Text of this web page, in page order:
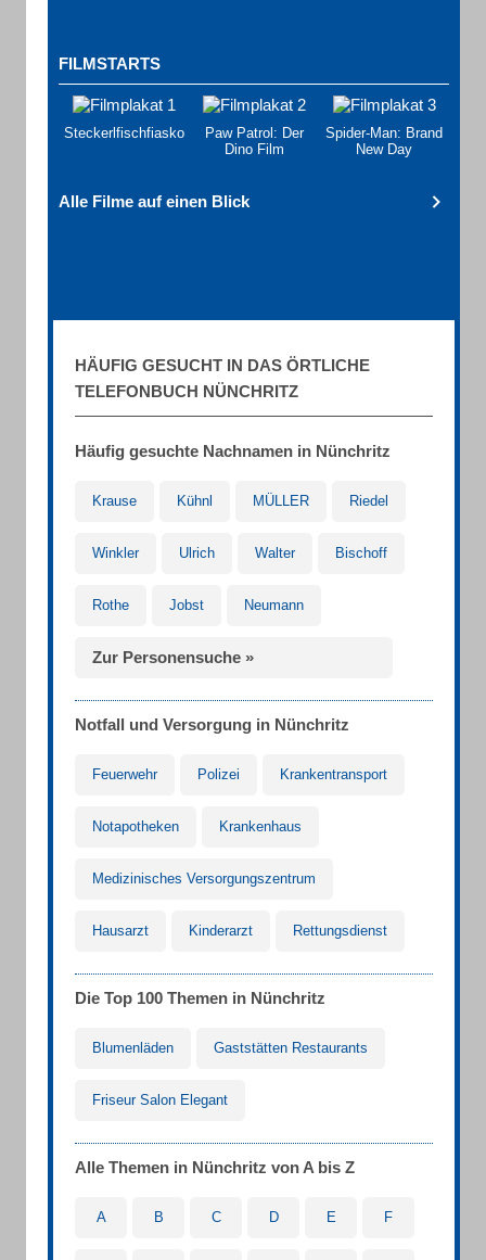
FILMSTARTS
Steckerlfischfiasko
Paw Patrol: Der
Dino Film
Spider-Man: Brand
New Day
Alle Filme auf einen Blick
HÄUFIG GESUCHT IN DAS ÖRTLICHE
TELEFONBUCH NÜNCHRITZ
Häufig gesuchte Nachnamen in Nünchritz
Krause Kühnl MÜLLER Riedel
Winkler Ulrich Walter Bischoff
Rothe Jobst Neumann
Zur Personensuche »
Notfall und Versorgung in Nünchritz
Feuerwehr Polizei Krankentransport
Notapotheken Krankenhaus
Medizinisches Versorgungszentrum
Hausarzt Kinderarzt Rettungsdienst
Die Top 100 Themen in Nünchritz
Blumenläden Gaststätten Restaurants
Friseur Salon Elegant
Alle Themen in Nünchritz von A bis Z
A B C D E F